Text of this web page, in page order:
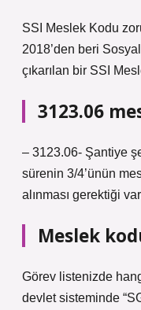
SSI Meslek Kodu
2018’den beri
çıkarılan bir SSI
3123.06
– 3123.06- Şantiye
sürenin 3/4’ünün
alınması gerektiği
Meslek
Görev listenizde
devlet sisteminde